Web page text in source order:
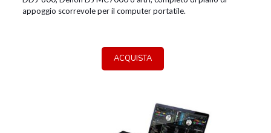
appoggio scorrevole per il computer portatile.
ACQUISTA